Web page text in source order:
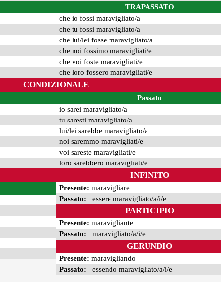
TRAPASSATO
che io fossi maravigliato/a
che tu fossi maravigliato/a
che lui/lei fosse maravigliato/a
che noi fossimo maravigliati/e
che voi foste maravigliati/e
che loro fossero maravigliati/e
CONDIZIONALE
Passato
io sarei maravigliato/a
tu saresti maravigliato/a
lui/lei sarebbe maravigliato/a
noi saremmo maravigliati/e
voi sareste maravigliati/e
loro sarebbero maravigliati/e
INFINITO
Presente: maravigliare
Passato: essere maravigliato/a/i/e
PARTICIPIO
Presente: maravigliante
Passato: maravigliato/a/i/e
GERUNDIO
Presente: maravigliando
Passato: essendo maravigliato/a/i/e